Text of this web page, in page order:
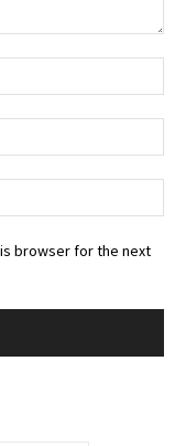
browser for the next